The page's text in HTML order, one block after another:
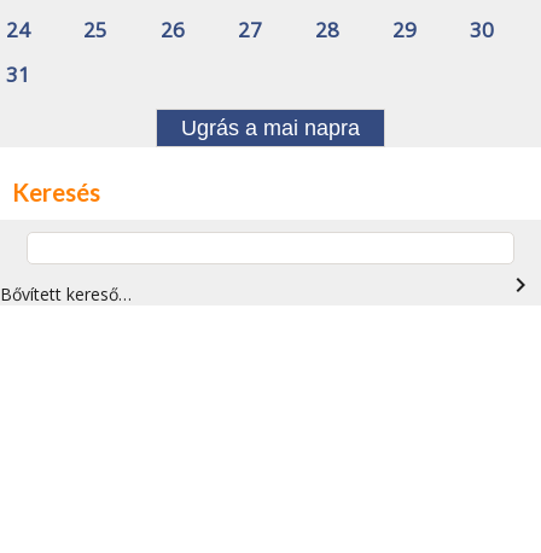
24
25 26 27 28 29
30
31
Ugrás a mai napra
Keresés
Bővített kereső… navigate_next